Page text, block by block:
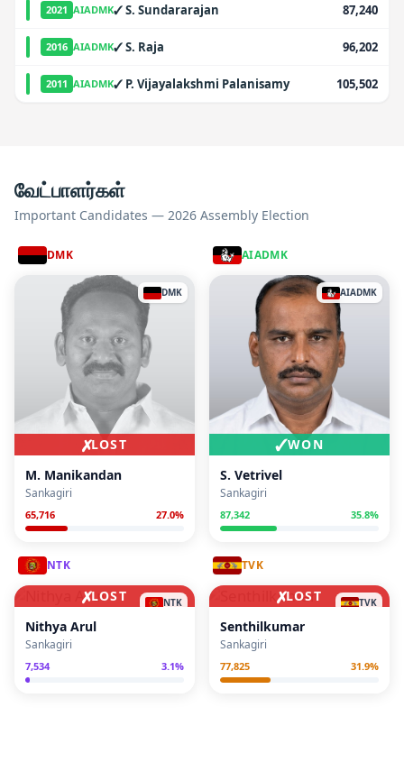
2021 AIADMK✓S. Sundararajan 87,240
2016 AIADMK✓S. Raja 96,202
2011 AIADMK✓ P. Vijayalakshmi Palanisamy 105,502
வேட்பாளர்கள்
Important Candidates — 2026 Assembly Election
DMK
✗LOST
DMK
M. Manikandan
Sankagiri
65,716 27.0%
AIADMK
✓WON
AIADMK
S. Vetrivel
Sankagiri
87,342 35.8%
NTK
✗LOST NTK
Nithya Arul
Sankagiri
7,534 3.1%
TVK
✗LOST TVK
Senthilkumar
Sankagiri
77,825 31.9%